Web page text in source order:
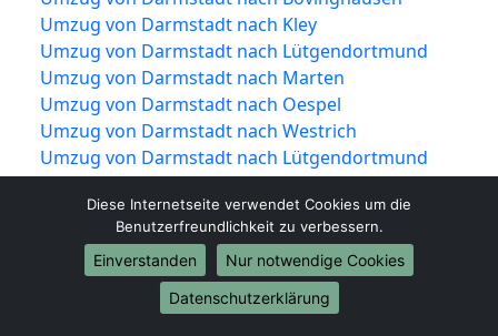
Umzug von Darmstadt nach Kley
Umzug von Darmstadt nach Lütgendortmund
Umzug von Darmstadt nach Marten
Umzug von Darmstadt nach Oespel
Umzug von Darmstadt nach Westrich
Umzug von Darmstadt nach Lütgendortmund
Umzug von Darmstadt nach Deusen
Umzug von Darmstadt nach Huckarde
Umzug von Darmstadt nach Jungferntal-Rahm
Umzug von Darmstadt nach Kirchlinde
Umzug von Darmstadt nach Huckarde
Umzug von Darmstadt nach Bodelschwingh
Diese Internetseite verwendet Cookies um die
Benutzerfreundlichkeit zu verbessern.
Einverstanden
Nur notwendige Cookies
Datenschutzerklärung